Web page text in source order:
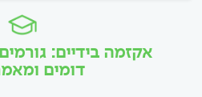
אקזמה בידיים:
דומים